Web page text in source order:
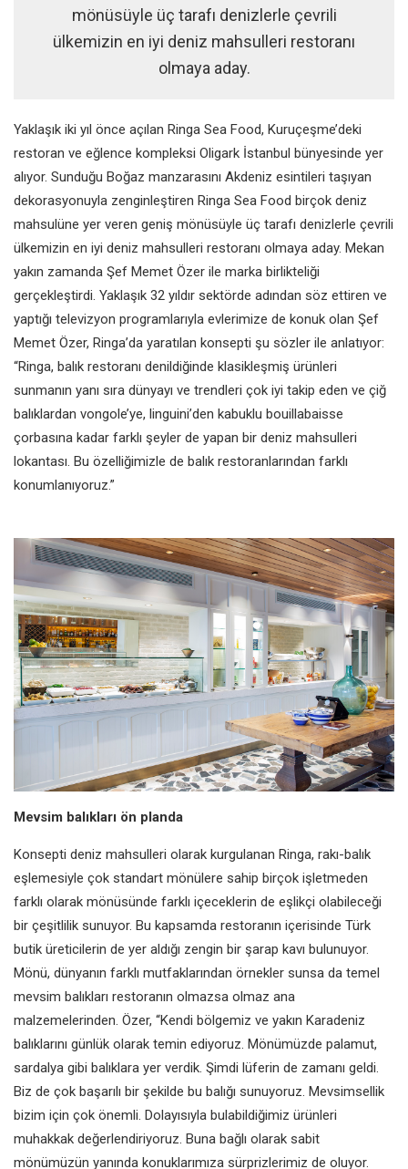
mönüsüyle üç tarafı denizlerle çevrili
ülkemizin en iyi deniz mahsulleri restoranı
olmaya aday.
Yaklaşık iki yıl önce açılan Ringa Sea Food, Kuruçeşme’deki
restoran ve eğlence kompleksi Oligark İstanbul bünyesinde yer
alıyor. Sunduğu Boğaz manzarasını Akdeniz esintileri taşıyan
dekorasyonuyla zenginleştiren Ringa Sea Food birçok deniz
mahsulüne yer veren geniş mönüsüyle üç tarafı denizlerle çevrili
ülkemizin en iyi deniz mahsulleri restoranı olmaya aday. Mekan
yakın zamanda Şef Memet Özer ile marka birlikteliği
gerçekleştirdi. Yaklaşık 32 yıldır sektörde adından söz ettiren ve
yaptığı televizyon programlarıyla evlerimize de konuk olan Şef
Memet Özer, Ringa’da yaratılan konsepti şu sözler ile anlatıyor:
“Ringa, balık restoranı denildiğinde klasikleşmiş ürünleri
sunmanın yanı sıra dünyayı ve trendleri çok iyi takip eden ve çiğ
balıklardan vongole’ye, linguini’den kabuklu bouillabaisse
çorbasına kadar farklı şeyler de yapan bir deniz mahsulleri
lokantası. Bu özelliğimizle de balık restoranlarından farklı
konumlanıyoruz.”
Mevsim balıkları ön planda
Konsepti deniz mahsulleri olarak kurgulanan Ringa, rakı-balık
eşlemesiyle çok standart mönülere sahip birçok işletmeden
farklı olarak mönüsünde farklı içeceklerin de eşlikçi olabileceği
bir çeşitlilik sunuyor. Bu kapsamda restoranın içerisinde Türk
butik üreticilerin de yer aldığı zengin bir şarap kavı bulunuyor.
Mönü, dünyanın farklı mutfaklarından örnekler sunsa da temel
mevsim balıkları restoranın olmazsa olmaz ana
malzemelerinden. Özer, “Kendi bölgemiz ve yakın Karadeniz
balıklarını günlük olarak temin ediyoruz. Mönümüzde palamut,
sardalya gibi balıklara yer verdik. Şimdi lüferin de zamanı geldi.
Biz de çok başarılı bir şekilde bu balığı sunuyoruz. Mevsimsellik
bizim için çok önemli. Dolayısıyla bulabildiğimiz ürünleri
muhakkak değerlendiriyoruz. Buna bağlı olarak sabit
mönümüzün yanında konuklarımıza sürprizlerimiz de oluyor.